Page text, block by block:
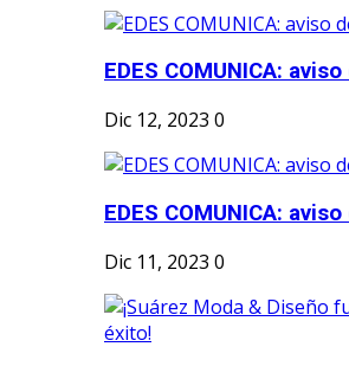
EDES COMUNICA:
Dic 12, 2023 0
EDES COMUNICA:
Dic 11, 2023 0